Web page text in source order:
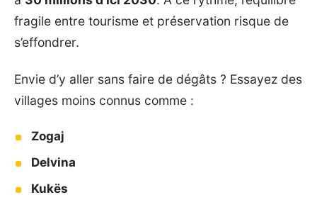
fragile entre tourisme et préservation risque de
s’effondrer.
Envie d’y aller sans faire de dégâts ? Essayez des
villages moins connus comme :
Zogaj
Delvina
Kukës